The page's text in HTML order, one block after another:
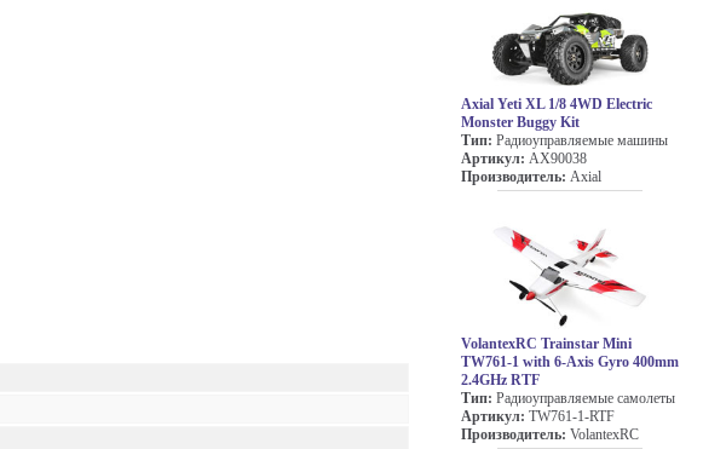
Axial Yeti XL 1/8 4WD Electric
Monster Buggy Kit
Тип: Радиоуправляемые машины
Артикул: AX90038
Производитель: Axial
VolantexRC Trainstar Mini
TW761-1 with 6-Axis Gyro 400mm
2.4GHz RTF
Тип: Радиоуправляемые самолеты
Артикул: TW761-1-RTF
Производитель: VolantexRC